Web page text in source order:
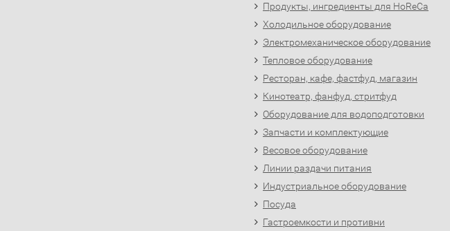
Продукты, ингредиенты для HoReCa
Холодильное оборудование
Электромеханическое оборудование
Тепловое оборудование
Ресторан, кафе, фастфуд, магазин
Кинотеатр, фанфуд, стритфуд
Оборудование для водоподготовки
Запчасти и комплектующие
Весовое оборудование
Линии раздачи питания
Индустриальное оборудование
Посуда
Гастроемкости и противни